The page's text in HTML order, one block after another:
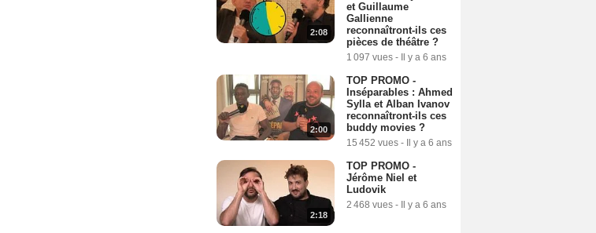
2:08
et Guillaume
Gallienne
reconnaîtront-ils ces
pièces de théâtre ?
1 097 vues - Il y a 6 ans
2:00
TOP PROMO -
Inséparables : Ahmed
Sylla et Alban Ivanov
reconnaîtront-ils ces
buddy movies ?
15 452 vues - Il y a 6 ans
2:18
TOP PROMO -
Jérôme Niel et
Ludovik
2 468 vues - Il y a 6 ans